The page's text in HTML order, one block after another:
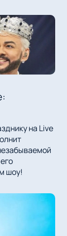
на Live
шоу!